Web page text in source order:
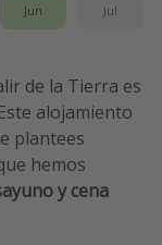
Jun Jul
de la Tierra es
alojamiento
plantees
hemos
y cena